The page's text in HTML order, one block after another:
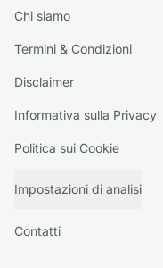
Chi siamo
Termini & Condizioni
Disclaimer
Informativa sulla Privacy
Politica sui Cookie
Impostazioni di analisi
Contatti